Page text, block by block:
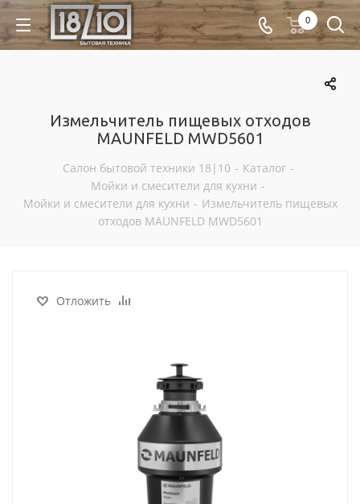
0
Измельчитель пищевых отходов
MAUNFELD MWD5601
Салон бытовой техники 18|10 - Каталог -
Мойки и смесители для кухни -
Мойки и смесители для кухни - Измельчитель пищевых
отходов MAUNFELD MWD5601
Отложить